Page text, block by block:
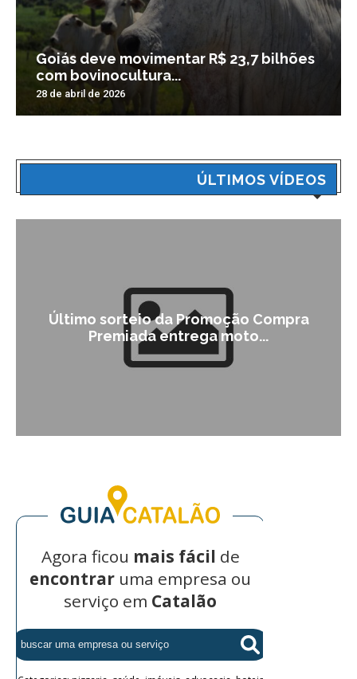
Goiás deve movimentar R$ 23,7 bilhões
com bovinocultura...
28 de abril de 2026
ÚLTIMOS VÍDEOS
Último sorteio da Promoção Compra
Premiada entrega moto...